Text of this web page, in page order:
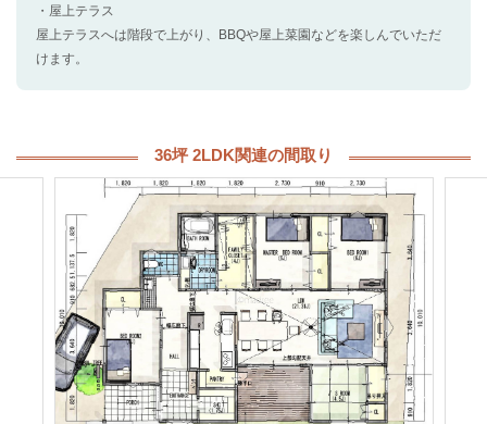
・屋上テラス
屋上テラスへは階段で上がり、BBQや屋上菜園などを楽しんでいただ
けます。
36坪 2LDK関連の間取り